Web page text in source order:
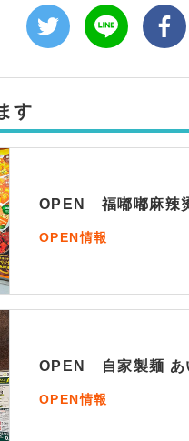
す
OPEN 福嘟嘟麻辣
OPEN情報
OPEN 自家製麺 あ
OPEN情報